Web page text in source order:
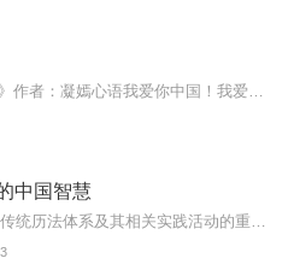
中国智慧